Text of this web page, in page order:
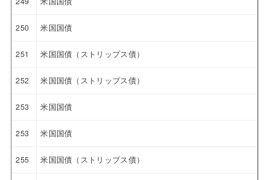
250 米国国債
251 米国国債（ストリップス債）
252 米国国債（ストリップス債）
253 米国国債
253 米国国債
255 米国国債（ストリップス債）